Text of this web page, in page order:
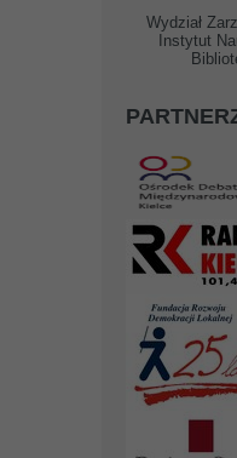
Wydział
Instytut